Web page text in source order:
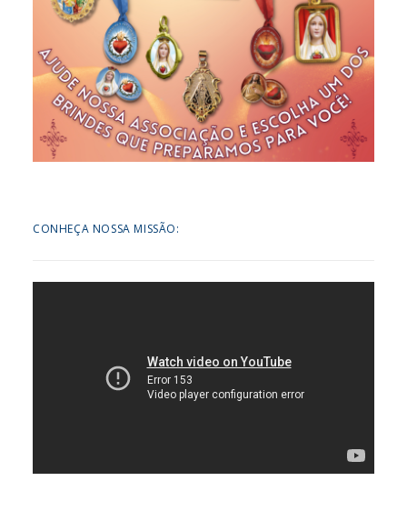
CONHEÇA NOSSA MISSÃO: